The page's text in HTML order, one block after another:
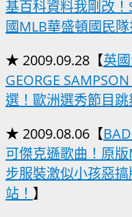
基百科資料我剛改！
國MLB華盛頓國民
★ 2009.09.28【英
GEORGE
選！歐洲選秀節目
★ 2009.08.06【
可傑克遜歌曲！原
步服裝激似小孩惡
站！ 】